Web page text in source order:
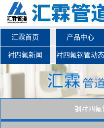
汇霖首页 产品中心
衬四氟新闻 衬四氟钢管动态
钢衬四氟